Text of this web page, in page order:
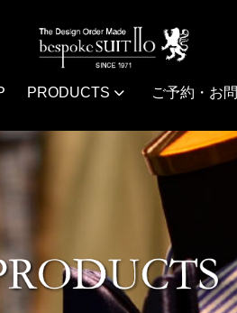
PRODUCTS ご予約・お